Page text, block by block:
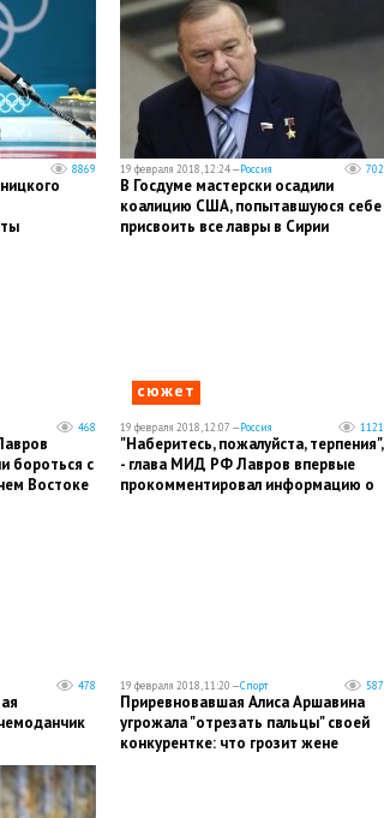
8869 19 февраля 2018, 12:24 —Россия 702
В Госдуме мастерски осадили
коалицию США, попытавшуюся себе
присвоить все лавры в Сирии
468
бороться с
Востоке
сюжет
19 февраля 2018, 12:07 —Россия 1121
"Наберитесь, пожалуйста, терпения",
- глава МИД РФ Лавров впервые
прокомментировал информацию о
478 19 февраля 2018, 11:20 —Спорт 587
Приревновавшая Алиса Аршавина
угрожала "отрезать пальцы" своей
конкурентке: что грозит жене